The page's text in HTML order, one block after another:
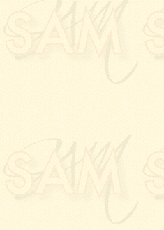
ESCUDIÉ
J.J DORNE
Rendez-